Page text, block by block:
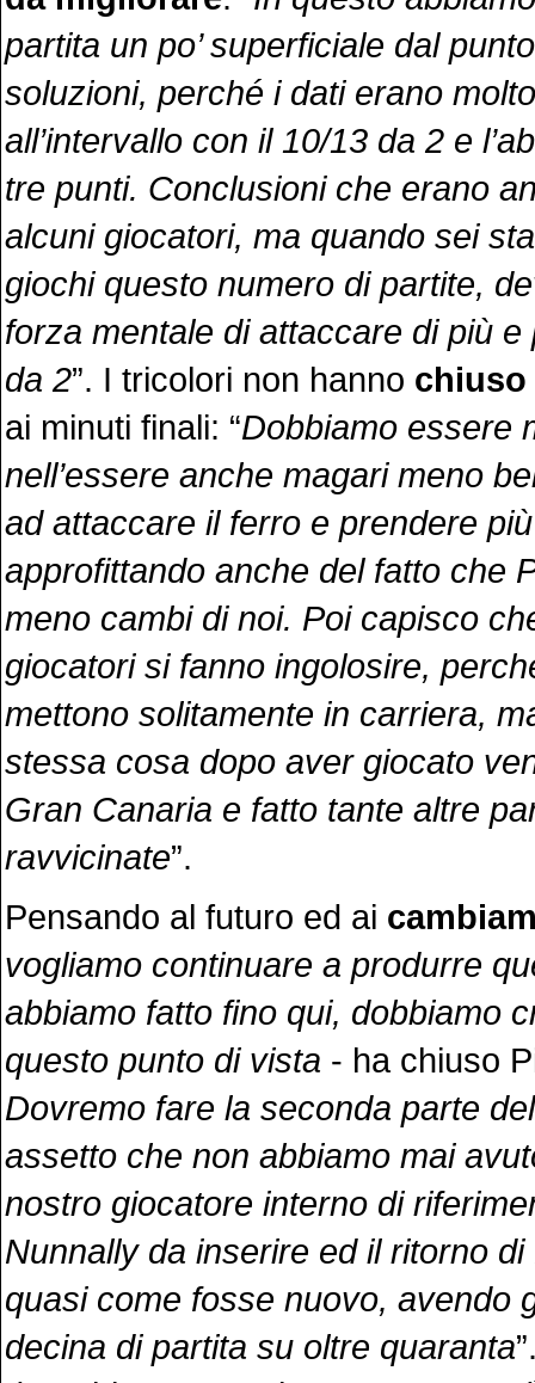
partita un po’ superficiale dal
soluzioni, perché i dati erano
all’intervallo con il 10/13 da 2 e
tre punti. Conclusioni che erano
alcuni giocatori, ma quando sei
giochi questo numero di partite,
forza mentale di attaccare di più e
da 2”. I tricolori non hanno chiuso
ai minuti finali: “Dobbiamo essere
nell’essere anche magari meno
ad attaccare il ferro e prendere
approfittando anche del fatto che
meno cambi di noi. Poi capisco
giocatori si fanno ingolosire,
mettono solitamente in carriera,
stessa cosa dopo aver giocato
Gran Canaria e fatto tante altre
ravvicinate”.
Pensando al futuro ed ai
vogliamo continuare a produrre
abbiamo fatto fino qui, dobbiamo
questo punto di vista - ha chiuso
Dovremo fare la seconda parte
assetto che non abbiamo mai
nostro giocatore interno di
Nunnally da inserire ed il ritorno
quasi come fosse nuovo, avendo
decina di partita su oltre quaranta